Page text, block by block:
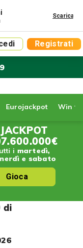
Scarica
Registrati
Eurojackpot Win
i martedì,
e sabato
Gioca
di